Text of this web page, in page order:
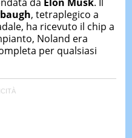
, tetraplegico a
ha ricevuto il chip a
Noland era
per qualsiasi